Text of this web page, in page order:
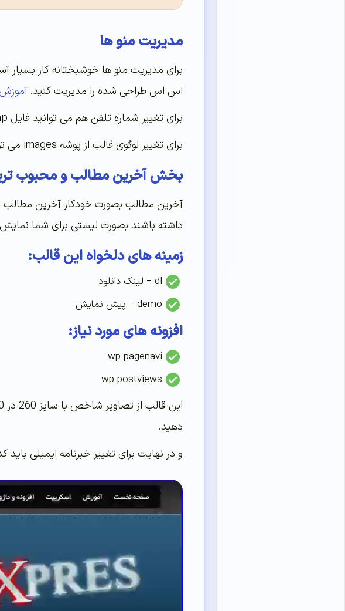
مدیریت منو ها
برای مدیریت منو ها خوشبختانه کار
اس اس طراحی شده را مدیریت کنید.
برای تغییر شماره تلفن هم می توانید فایل header.php قالب را ویرایش کنید.
برای تغییر لوگوی قالب از پوشه images می توانید فایل لوگوی دلخواه خود را با logo.webp جایگزین نمایید.
بخش آخرین مطالب و محبوب
آخرین مطالب بصورت خودکار آخرین
داشته باشند بصورت لیستی برای شما
زمینه های دلخواه این قالب:
dl = لینک دانلود
demo = پیش نمایش
افزونه های مورد نیاز:
wp pagenavi
wp postviews
دهید.
و در نهایت برای تغییر خبرنامه ایمیلی باید